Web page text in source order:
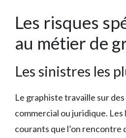
Les risques
au métier de
Les sinistres les
Le graphiste travaille sur
commercial ou juridique. Les
courants que l’on rencontre